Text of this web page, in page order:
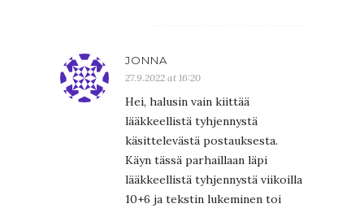
JONNA
27.9.2022 at 16:20
Hei, halusin vain kiittää
lääkkeellistä tyhjennystä
käsittelevästä postauksesta.
Käyn tässä parhaillaan läpi
lääkkeellistä tyhjennystä viikoilla
10+6 ja tekstin lukeminen toi